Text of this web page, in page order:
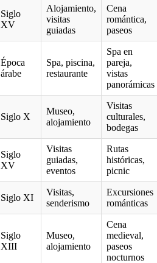
Siglo
XV
Alojamiento,
visitas
guiadas
Cena
romántica,
paseos
Época
árabe
Spa, piscina,
restaurante
Spa en
pareja,
vistas
panorámicas
Siglo X
Museo,
alojamiento
Visitas
culturales,
bodegas
Siglo
XV
Visitas
guiadas,
eventos
Rutas
históricas,
picnic
Siglo XI
Visitas,
senderismo
Excursiones
románticas
Siglo
XIII
Museo,
alojamiento
Cena
medieval,
paseos
nocturnos